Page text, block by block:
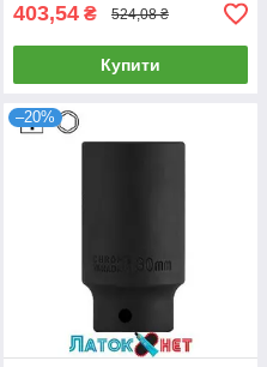
403,54 ₴ 524,08 ₴
Купити
–20%